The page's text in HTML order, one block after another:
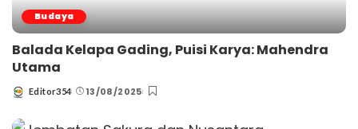
Budaya
Balada Kelapa Gading, Puisi Karya: Mahendra
Utama
Posted
Editor354 13/08/2025